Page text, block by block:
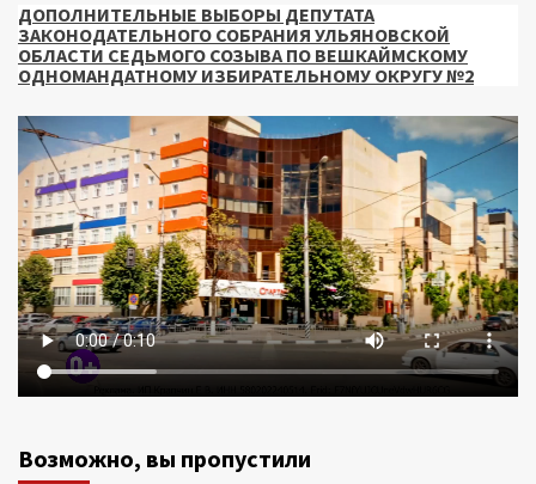
ДОПОЛНИТЕЛЬНЫЕ ВЫБОРЫ ДЕПУТАТА
ЗАКОНОДАТЕЛЬНОГО СОБРАНИЯ УЛЬЯНОВСКОЙ
ОБЛАСТИ СЕДЬМОГО СОЗЫВА ПО ВЕШКАЙМСКОМУ
ОДНОМАНДАТНОМУ ИЗБИРАТЕЛЬНОМУ ОКРУГУ №2
Возможно, вы пропустили